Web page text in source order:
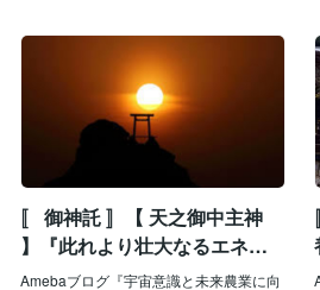
〚 御神託 〛【 天之御中主神
】『此れより壮大なるエネル
ギーを放ち 解き放つ』
Amebaブログ『宇宙意識と未来農業に向